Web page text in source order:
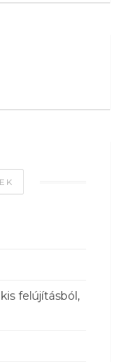
felújításból,